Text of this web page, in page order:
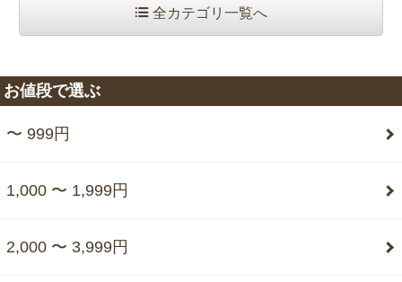
全カテゴリ一覧へ
お値段で選ぶ
〜 999円
1,000 〜 1,999円
2,000 〜 3,999円